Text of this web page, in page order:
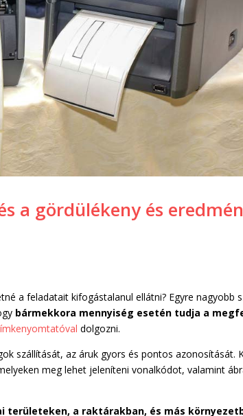
a gördülékeny és
a feladatait kifogástalanul ellátni? Egyre nagyobb
bármekkora mennyiség esetén tudja a
dolgozni.
szállítását, az áruk gyors és pontos azonosítását.
meg lehet jeleníteni vonalkódot, valamint
a raktárakban, és más